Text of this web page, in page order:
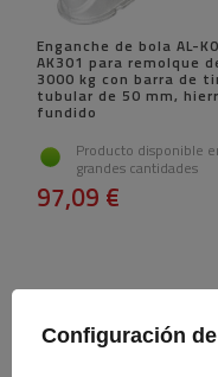
Enganche de bola AL-KO
AK301 para remolque
3000 kg con barra de
tubular de 50 mm,
fundido
Producto disponible
grandes cantidades
97,09 €
Configuración